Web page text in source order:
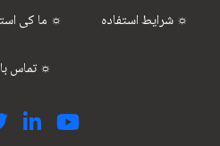
ما کی استیم؟ ☼ شرایط استفاده ☼
تماس با ما ☼